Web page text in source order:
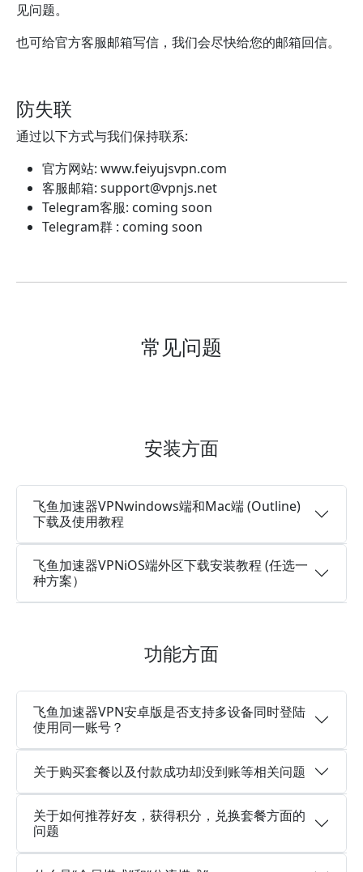
见问题。
也可给官方客服邮箱写信，我们会尽快给您的邮箱回信。
防失联
通过以下方式与我们保持联系:
官方网站: www.feiyujsvpn.com
客服邮箱: support@vpnjs.net
Telegram客服: coming soon
Telegram群 : coming soon
常见问题
安装方面
飞鱼加速器VPNwindows端和Mac端 (Outline)
下载及使用教程
飞鱼加速器VPNiOS端外区下载安装教程 (任选一
种方案）
功能方面
飞鱼加速器VPN安卓版是否支持多设备同时登陆
使用同一账号？
关于购买套餐以及付款成功却没到账等相关问题
关于如何推荐好友，获得积分，兑换套餐方面的
问题